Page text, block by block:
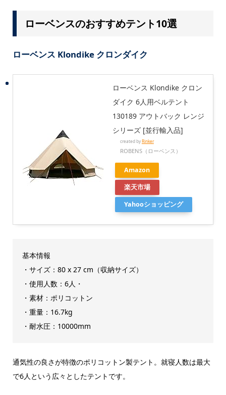
ローベンスのおすすめテント10選
ローベンス Klondike クロンダイク
ローベンス Klondike クロン
ダイク 6人用ベルテント
130189 アウトバック レンジ
シリーズ [並行輸入品]
created byRinker
ROBENS（ローベンス）
Amazon
楽天市場
Yahooショッピング
基本情報
・サイズ：80 x 27 cm（収納サイズ）
・使用人数：6人・
・素材：ポリコットン
・重量：16.7kg
・耐水圧：10000mm
通気性の良さが特徴のポリコットン製テント。就寝人数は最大
で6人という広々としたテントです。